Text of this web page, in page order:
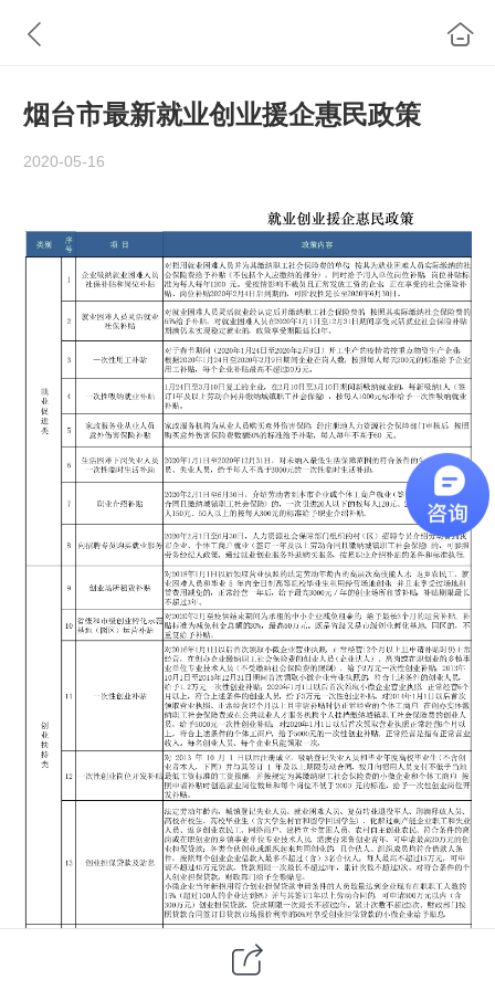
烟台市最新就业创业援企惠民政策
2020-05-16